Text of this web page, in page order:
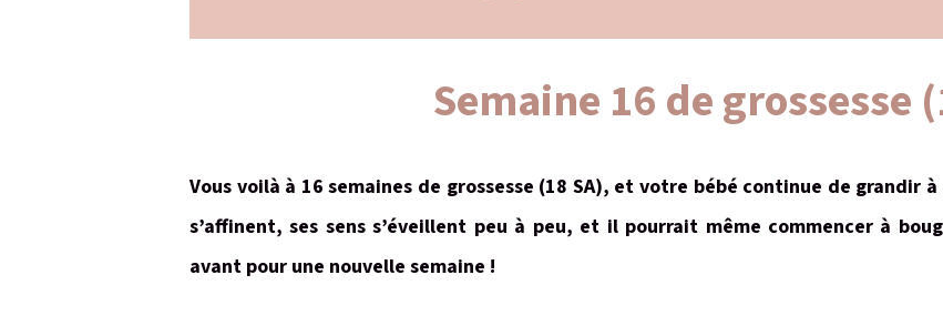
Semaine 16 de grossesse
Vous voilà à 16 semaines de grossesse (18 SA), et votre bébé continue de grandir
s’affinent, ses sens s’éveillent peu à peu, et il pourrait même commencer à
avant pour une nouvelle semaine !